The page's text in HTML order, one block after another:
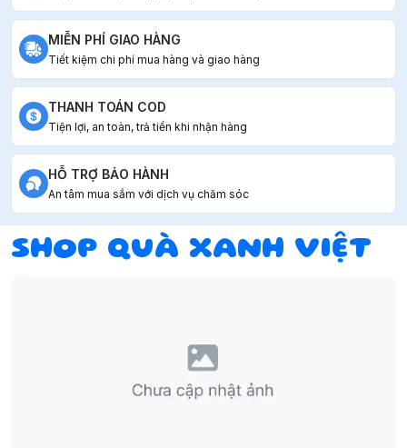
MIỄN PHÍ GIAO HÀNG
Tiết kiệm chi phí mua hàng và giao hàng
THANH TOÁN COD
Tiện lợi, an toàn, trả tiền khi nhận hàng
HỖ TRỢ BẢO HÀNH
An tâm mua sắm với dịch vụ chăm sóc
SHOP QUÀ XANH VIỆT